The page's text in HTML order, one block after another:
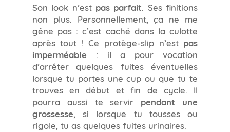
Son look n’est pas parfait. Ses finitions
non plus. Personnellement, ça ne me
gêne pas : c’est caché dans la culotte
après tout ! Ce protège-slip n’est pas
imperméable : il a pour vocation
d’arrêter quelques fuites éventuelles
lorsque tu portes une cup ou que tu te
trouves en début et fin de cycle. Il
pourra aussi te servir pendant une
grossesse, si lorsque tu tousses ou
rigole, tu as quelques fuites urinaires.